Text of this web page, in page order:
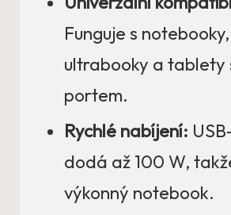
Funguje s notebooky,
ultrabooky a tablety
portem.
Rychlé nabíjení:
dodá až 100 W,
výkonný notebook.